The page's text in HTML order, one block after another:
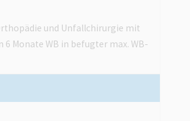
und Unfallchirurgie mit
6 Monate WB in befugter max. WB-